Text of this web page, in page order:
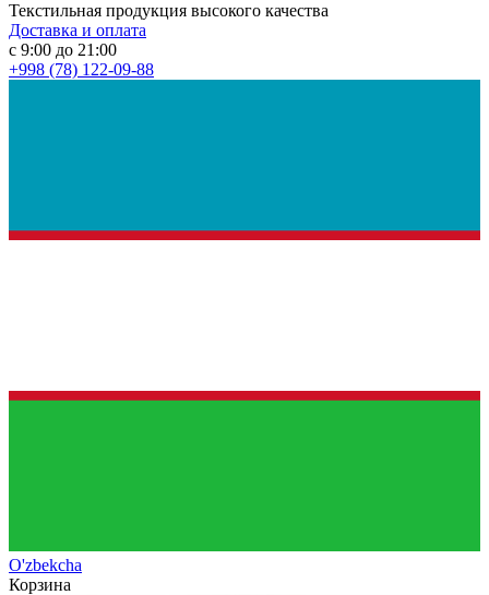
Текстильная продукция высокого качества
Доставка и оплата
с 9:00 до 21:00
+998 (78) 122-09-88
O'zbekcha
Корзина